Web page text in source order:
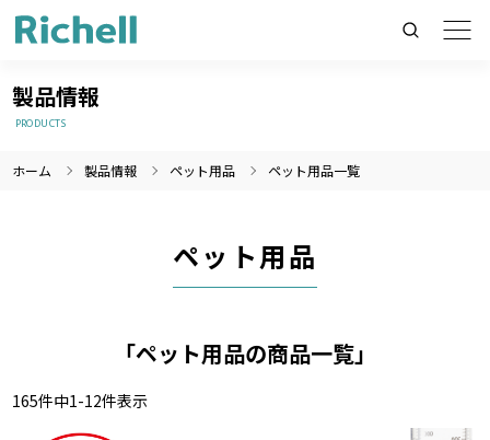
製品情報のみを検索
製品情報
PRODUCTS
ホーム 製品情報 ペット用品 ペット用品一覧
ペット用品
「ペット用品の商品一覧」
165件中1-12件表示